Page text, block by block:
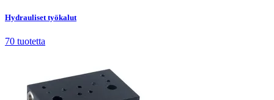
Hydrauliset työkalut
70 tuotetta